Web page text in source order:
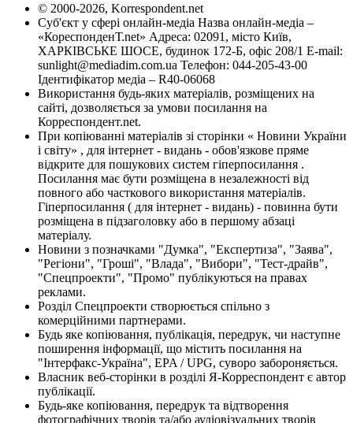
© 2000-2026, Korrespondent.net
Суб'єкт у сфері онлайн-медіа Назва онлайн-медіа –
«КореспонденТ.net» Адреса: 02091, місто Київ,
ХАРКІВСЬКЕ ШОСЕ, будинок 172-Б, офіс 208/1 E-mail:
sunlight@mediadim.com.ua Телефон: 044-205-43-00
Ідентифікатор медіа – R40-06068
Використання будь-яких матеріалів, розміщених на
сайті, дозволяється за умови посилання на
Корреспондент.net.
При копіюванні матеріалів зі сторінки « Новини України
і світу» , для інтернет - видань - обов'язкове пряме
відкрите для пошукових систем гіперпосилання .
Посилання має бути розміщена в незалежності від
повного або часткового використання матеріалів.
Гіперпосилання ( для інтернет - видань) - повинна бути
розміщена в підзаголовку або в першому абзаці
матеріалу.
Новини з позначками "Думка", "Експертиза", "Заява",
"Регіони", "Гроші", "Влада", "Вибори", "Тест-драйв",
"Спецпроекти", "Промо" публікуються на правах
реклами.
Розділ Спецпроекти створюється спільно з
комерційними партнерами.
Будь яке копіювання, публікація, передрук, чи наступне
поширення інформації, що містить посилання на
"Інтерфакс-Україна", EPA / UPG, суворо забороняється.
Власник веб-сторінки в розділі Я-Корреспондент є автор
публікації.
Будь-яке копіювання, передрук та відтворення
фотографічних творів та/або аудіовізуальних творів